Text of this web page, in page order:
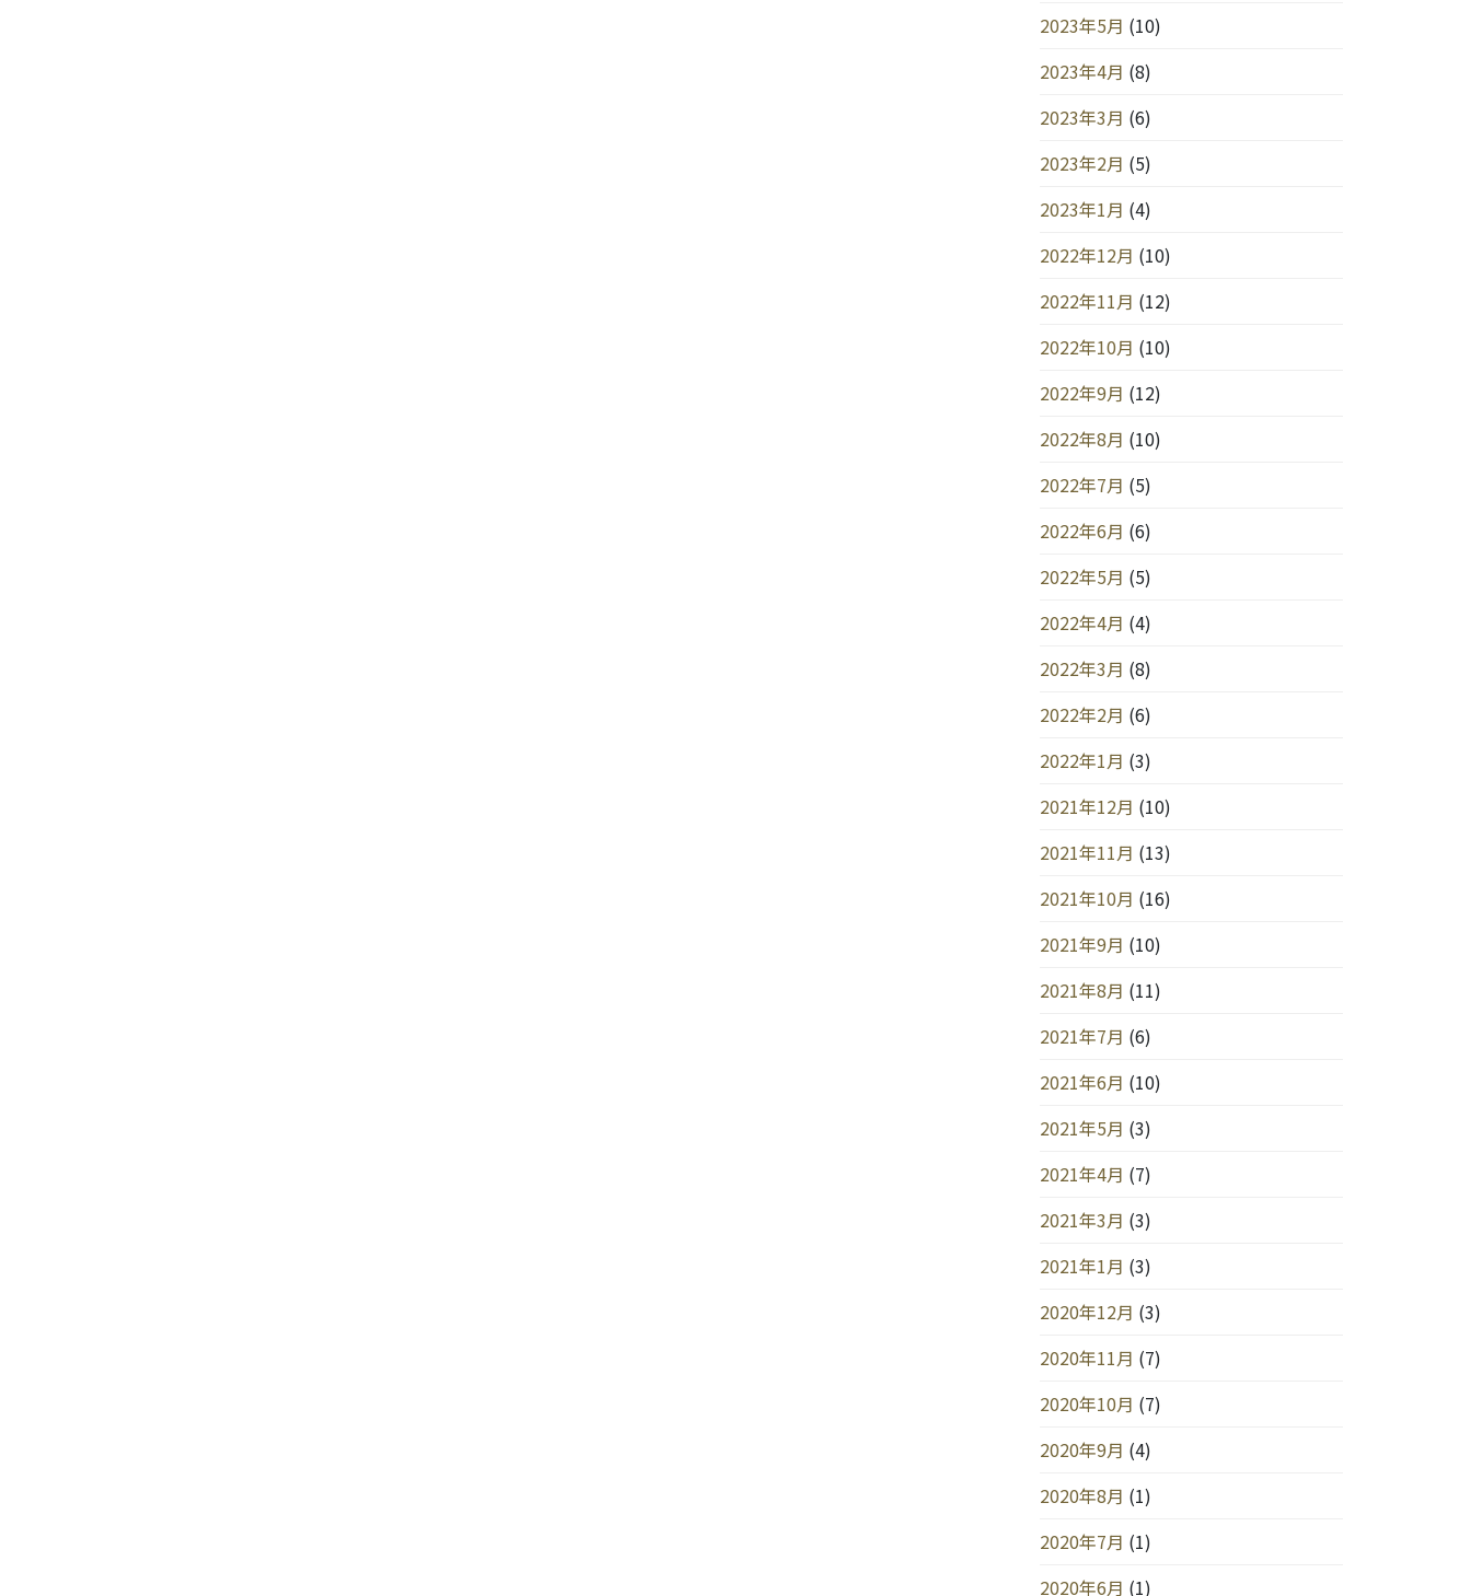
2023年5月 (10)
2023年4月 (8)
2023年3月 (6)
2023年2月 (5)
2023年1月 (4)
2022年12月 (10)
2022年11月 (12)
2022年10月 (10)
2022年9月 (12)
2022年8月 (10)
2022年7月 (5)
2022年6月 (6)
2022年5月 (5)
2022年4月 (4)
2022年3月 (8)
2022年2月 (6)
2022年1月 (3)
2021年12月 (10)
2021年11月 (13)
2021年10月 (16)
2021年9月 (10)
2021年8月 (11)
2021年7月 (6)
2021年6月 (10)
2021年5月 (3)
2021年4月 (7)
2021年3月 (3)
2021年1月 (3)
2020年12月 (3)
2020年11月 (7)
2020年10月 (7)
2020年9月 (4)
2020年8月 (1)
2020年7月 (1)
2020年6月 (1)